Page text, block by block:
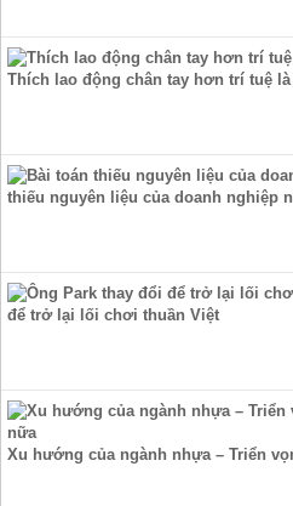
Thích lao động chân tay hơn trí tuệ
thiếu nguyên liệu của doanh nghiệp
để trở lại lối chơi thuần Việt
Xu hướng của ngành nhựa – Triển